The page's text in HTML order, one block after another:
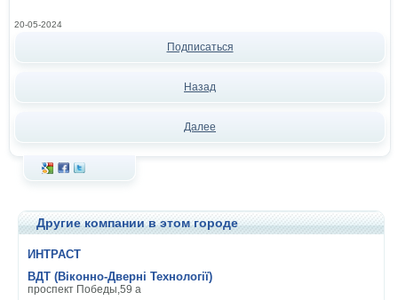
20-05-2024
Подписаться
Назад
Далее
Другие компании в этом городе
ИНТРАСТ
ВДТ (Віконно-Дверні Технології)
проспект Победы,59 а